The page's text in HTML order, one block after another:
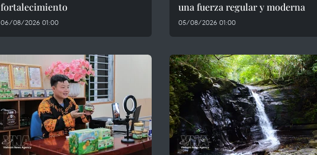
fortalecimiento
06/08/2026 01:00
una fuerza regular y moderna
05/08/2026 01:00